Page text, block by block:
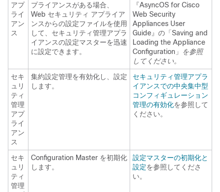
アプ
ライ
アン
ス
プライアンスがある場合、
Web セキュリティ アプライア
ンスからの設定ファイルを使用
して、セキュリティ管理アプラ
イアンスの設定マスターを迅速
に設定できます。
『AsyncOS for Cisco
Web Security
Appliances User
Guide』の「Saving and
Loading the Appliance
Configuration」
を参照
してください。
セキ
ュリ
ティ
管理
アプ
ライ
アン
ス
集約設定管理を有効化し、設定
します。
セキュリティ管理アプラ
イアンスでの中央集中型
コンフィギュレーション
管理の有効化を参照して
ください。
セキ
ュリ
ティ
管理
Configuration Master を初期化
します。
設定マスターの初期化と
設定を参照してくださ
い。